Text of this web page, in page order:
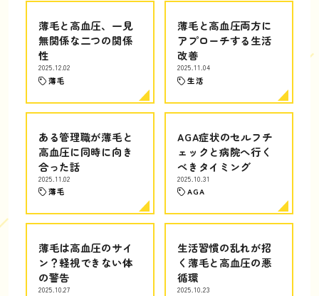
薄毛と高血圧、一見
無関係な二つの関係
性
2025.12.02
薄毛
薄毛と高血圧両方に
アプローチする生活
改善
2025.11.04
生活
ある管理職が薄毛と
高血圧に同時に向き
合った話
2025.11.02
薄毛
AGA症状のセルフチ
ェックと病院へ行く
べきタイミング
2025.10.31
AGA
薄毛は高血圧のサイ
ン？軽視できない体
の警告
2025.10.27
生活習慣の乱れが招
く薄毛と高血圧の悪
循環
2025.10.23